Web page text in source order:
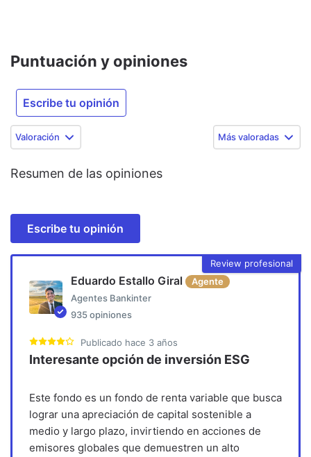
Puntuación y opiniones
Escribe tu opinión
Valoración Más valoradas
Resumen de las opiniones
Escribe tu opinión
Review profesional
Eduardo Estallo Giral
Agente
Agentes Bankinter
935 opiniones
Publicado hace 3 años
Interesante opción de inversión ESG
Este fondo es un fondo de renta variable que busca
lograr una apreciación de capital sostenible a
medio y largo plazo, invirtiendo en acciones de
emisores globales que demuestren un alto